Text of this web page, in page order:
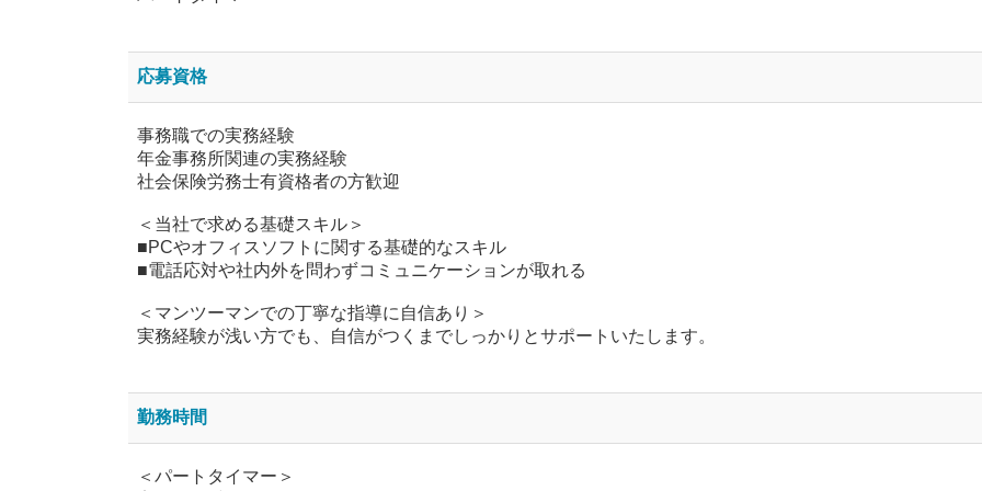
応募資格
事務職での実務経験
年金事務所関連の実務経験
社会保険労務士有資格者の方歓迎
＜当社で求める基礎スキル＞
■PCやオフィスソフトに関する基礎的なスキル
■電話応対や社内外を問わずコミュニケーションが取れる
＜マンツーマンでの丁寧な指導に自信あり＞
実務経験が浅い方でも、自信がつくまでしっかりとサポートいたします。
勤務時間
＜パートタイマー＞